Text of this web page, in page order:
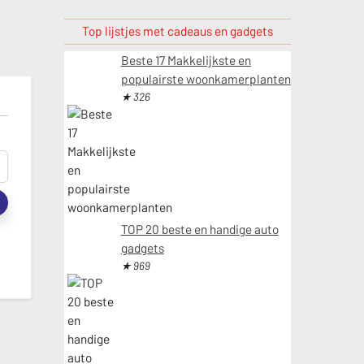
Top lijstjes met cadeaus en gadgets
Beste 17 Makkelijkste en
populairste woonkamerplanten
★ 326
TOP 20 beste en handige auto
gadgets
★ 969